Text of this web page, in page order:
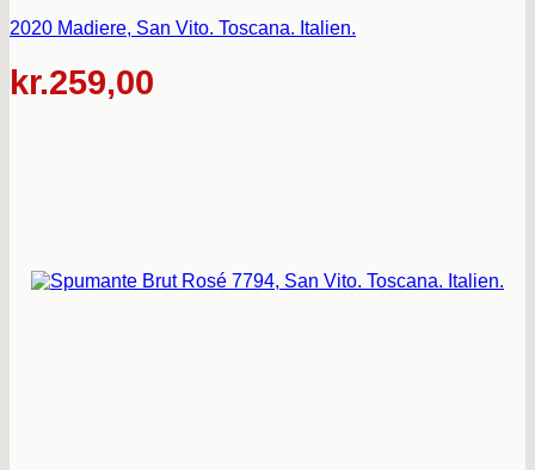
2020 Madiere, San Vito. Toscana. Italien.
kr.259,00